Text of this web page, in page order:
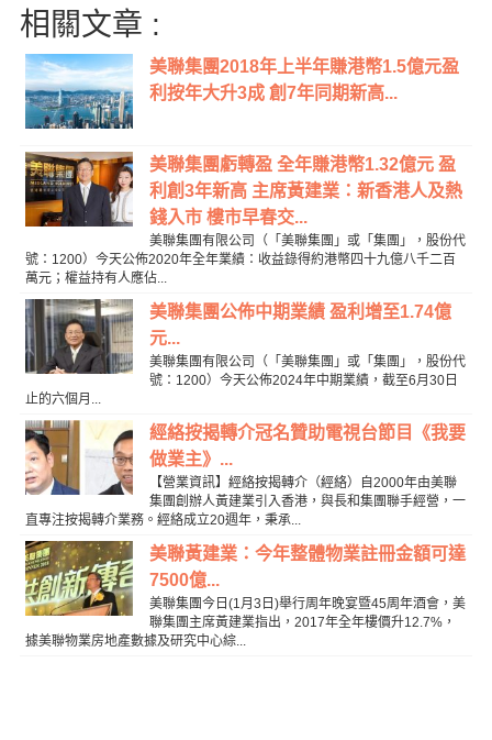
相關文章 :
美聯集團2018年上半年賺港幣1.5億元盈
利按年大升3成 創7年同期新高...
美聯集團虧轉盈 全年賺港幣1.32億元 盈
利創3年新高 主席黃建業：新香港人及熱
錢入市 樓市早春交...
美聯集團有限公司（「美聯集團」或「集團」，股份代
號：1200）今天公佈2020年全年業績：收益錄得約港幣四十九億八千二百
萬元；權益持有人應佔...
美聯集團公佈中期業績 盈利增至1.74億
元...
美聯集團有限公司（「美聯集團」或「集團」，股份代
號：1200）今天公佈2024年中期業績，截至6月30日
止的六個月...
經絡按揭轉介冠名贊助電視台節目《我要
做業主》...
【營業資訊】經絡按揭轉介（經絡）自2000年由美聯
集團創辦人黃建業引入香港，與長和集團聯手經營，一
直專注按揭轉介業務。經絡成立20週年，秉承...
美聯黃建業：今年整體物業註冊金額可達
7500億...
美聯集團今日(1月3日)舉行周年晚宴暨45周年酒會，美
聯集團主席黃建業指出，2017年全年樓價升12.7%，
據美聯物業房地產數據及研究中心綜...